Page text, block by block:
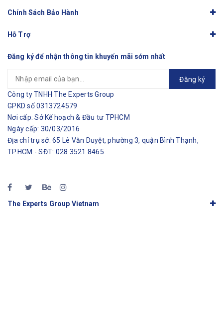
Chính Sách Bảo Hành
Hỗ Trợ
Đăng ký để nhận thông tin khuyến mãi sớm nhất
Đăng ký
Công ty TNHH The Experts Group
GPKD số 0313724579
Nơi cấp: Sở Kế hoạch & Đầu tư TPHCM
Ngày cấp: 30/03/2016
Địa chỉ trụ sở: 65 Lê Văn Duyệt, phường 3, quận Bình Thạnh,
TP.HCM - SĐT: 028 3521 8465
The Experts Group Vietnam